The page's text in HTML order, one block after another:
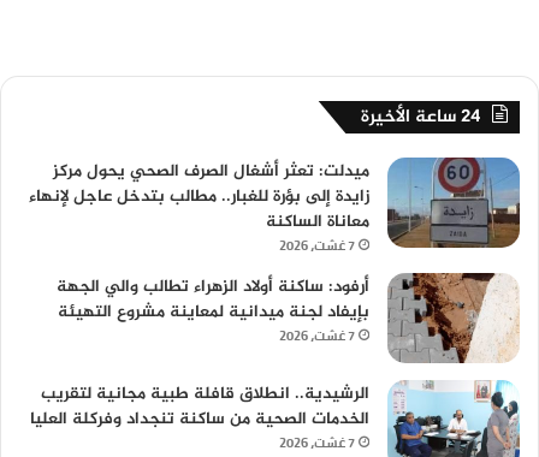
24 ساعة الأخيرة
ميدلت: تعثر أشغال الصرف الصحي يحول مركز
زايدة إلى بؤرة للغبار.. مطالب بتدخل عاجل لإنهاء
معاناة الساكنة
7 غشت، 2026
أرفود: ساكنة أولاد الزهراء تطالب والي الجهة
بإيفاد لجنة ميدانية لمعاينة مشروع التهيئة
7 غشت، 2026
الرشيدية.. انطلاق قافلة طبية مجانية لتقريب
الخدمات الصحية من ساكنة تنجداد وفركلة العليا
7 غشت، 2026